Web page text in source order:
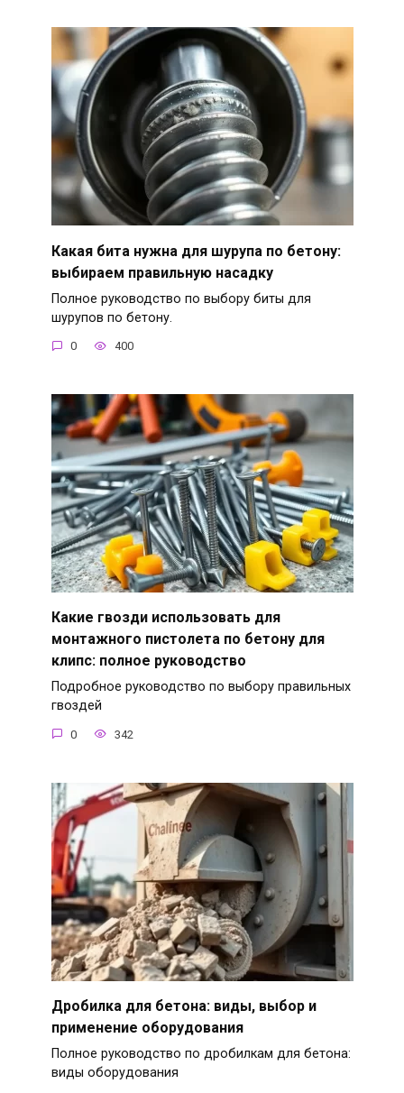
Какая бита нужна для шурупа по бетону:
выбираем правильную насадку
Полное руководство по выбору биты для
шурупов по бетону.
0 400
Какие гвозди использовать для
монтажного пистолета по бетону для
клипс: полное руководство
Подробное руководство по выбору правильных
гвоздей
0 342
Дробилка для бетона: виды, выбор и
применение оборудования
Полное руководство по дробилкам для бетона:
виды оборудования